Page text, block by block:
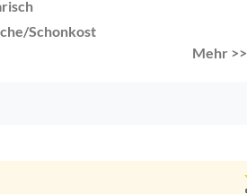
Schonkost
Mehr >>